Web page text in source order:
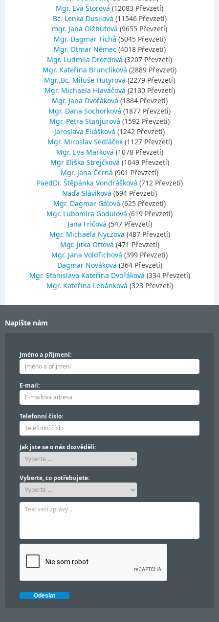
Mgr. Eva Štorová (12083 Převzetí)
Bc. Lenka Dusilová (11546 Převzetí)
mgr. Jana Olžbutová (9655 Převzetí)
Mgr. Dagmar Tichá (5045 Převzetí)
Mgr. Otmar Němec (4018 Převzetí)
Mgr. Ludmila Drozdová (3207 Převzetí)
Mgr. Kateřina Brunclíková (2889 Převzetí)
Mgr.,Bc. Miluše Hutyrová (2279 Převzetí)
Mgr. Michaela Hlaváčová (2130 Převzetí)
Mgr. Jana Dvořáková (1884 Převzetí)
Mgr. Dana Sochorková (1877 Převzetí)
Mgr. Petra Stanjurová (1592 Převzetí)
Jaroslava Eliášková (1242 Převzetí)
Mgr. Miroslav Sedláček (1127 Převzetí)
Mgr. Eva Marková (1078 Převzetí)
Mgr Eliška Strejčková (1049 Převzetí)
Mgr. Jana Černá (901 Převzetí)
PaedDr. Štěpánka Vondrášková (712 Převzetí)
Naďa Sláviková (694 Převzetí)
Mgr. Dagmar Gálová (625 Převzetí)
Mgr. Ľubomíra Godulová (619 Převzetí)
Jana Fričová (547 Převzetí)
Mgr. Michaela Nyczova (487 Převzetí)
Mgr. Jitka Ottová (471 Převzetí)
Mgr. Jana Voldřichová (399 Převzetí)
Dagmar Nováková (364 Převzetí)
Mgr. Stanislava Kateřina Dvořáková (334 Převzetí)
Mgr. Kateřina Lebánková (323 Převzetí)
Napište nám
Jméno a příjmení:
E-mail:
Telefonní číslo:
Jak jste se o nás dozvěděli:
Vyberte, co potřebujete: